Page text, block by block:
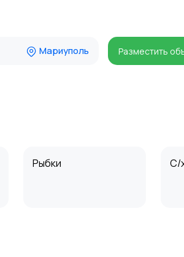
Мариуполь Разместить
Рыбки С/